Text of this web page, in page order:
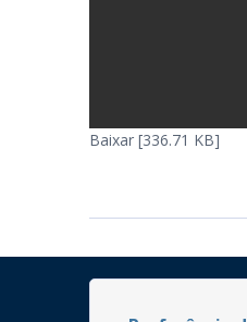
Baixar [336.71 KB]